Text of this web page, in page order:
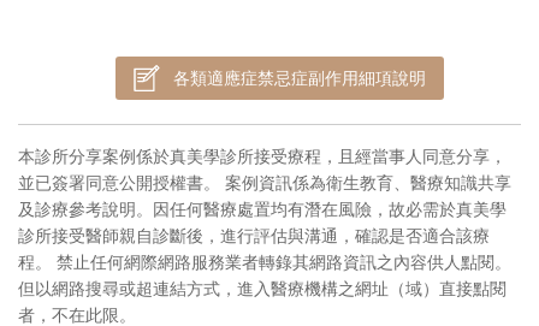
各類適應症禁忌症副作用細項說明
本診所分享案例係於真美學診所接受療程，且經當事人同意分享，
並已簽署同意公開授權書。 案例資訊係為衛生教育、醫療知識共享
及診療參考說明。因任何醫療處置均有潛在風險，故必需於真美學
診所接受醫師親自診斷後，進行評估與溝通，確認是否適合該療
程。 禁止任何網際網路服務業者轉錄其網路資訊之內容供人點閱。
但以網路搜尋或超連結方式，進入醫療機構之網址（域）直接點閱
者，不在此限。